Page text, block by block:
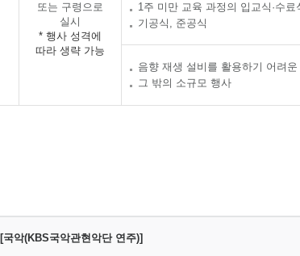
또는 구령으로
실시
* 행사 성격에
따라 생략 가능
1주 미만 교육 과정의 입교식·수료
기공식, 준공식
음향 재생 설비를 활용하기 어려운
그 밖의 소규모 행사
[국악(KBS국악관현악단 연주)]